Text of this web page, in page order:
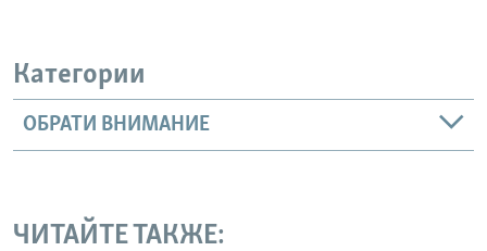
Категории
ОБРАТИ ВНИМАНИЕ
ЧИТАЙТЕ ТАКЖЕ: